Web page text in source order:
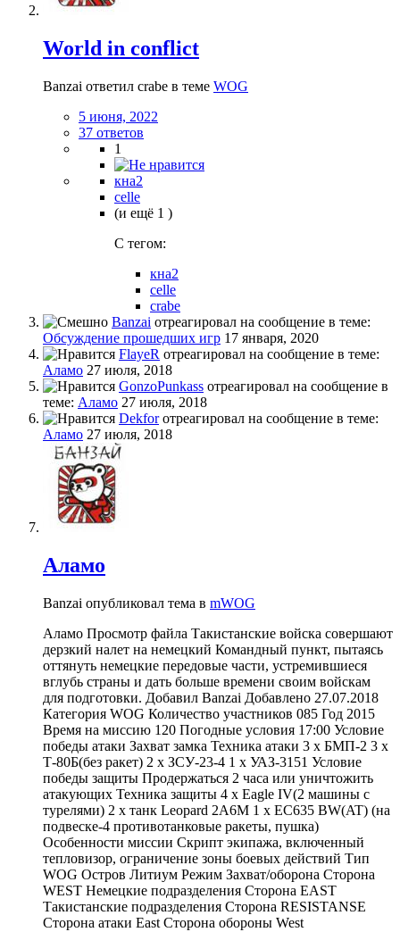
World in conflict
Banzai ответил crabe в теме WOG
5 июня, 2022
37 ответов
1
кна2
celle
(и ещё 1 )
C тегом:
кна2
celle
crabe
Banzai отреагировал на сообщение в теме:
Обсуждение прошедших игр 17 января, 2020
FlayeR отреагировал на сообщение в теме:
Аламо 27 июля, 2018
GonzoPunkass отреагировал на сообщение в
теме: Аламо 27 июля, 2018
Dekforотреагировал на сообщение в теме:
Аламо 27 июля, 2018
Аламо
Banzai опубликовал тема в mWOG
Аламо Просмотр файла Такистанские войска совершают
дерзкий налет на немецкий Командный пункт, пытаясь
оттянуть немецкие передовые части, устремившиеся
вглубь страны и дать больше времени своим войскам
для подготовки. Добавил Banzai Добавлено 27.07.2018
Категория WOG Количество участников 085 Год 2015
Время на миссию 120 Погодные условия 17:00 Условие
победы атаки Захват замка Техника атаки 3 х БМП-2 3 х
Т-80Б(без ракет) 2 х ЗСУ-23-4 1 х УАЗ-3151 Условие
победы защиты Продержаться 2 часа или уничтожить
атакующих Техника защиты 4 х Eagle IV(2 машины с
турелями) 2 х танк Leopard 2A6M 1 х EC635 BW(AT) (на
подвеске-4 противотанковые ракеты, пушка)
Особенности миссии Скрипт экипажа, включенный
тепловизор, ограничение зоны боевых действий Тип
WOG Остров Литиум Режим Захват/оборона Сторона
WEST Немецкие подразделения Сторона EAST
Такистанские подразделения Сторона RESISTANSE
Сторона атаки East Сторона обороны West